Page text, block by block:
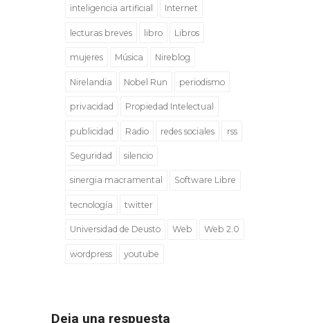
inteligencia artificial Internet
lecturas breves libro Libros
mujeres Música Nireblog
Nirelandia Nobel Run periodismo
privacidad Propiedad Intelectual
publicidad Radio redes sociales rss
Seguridad silencio
sinergia macramental Software Libre
tecnología twitter
Universidad de Deusto Web Web 2.0
wordpress youtube
Deja una respuesta